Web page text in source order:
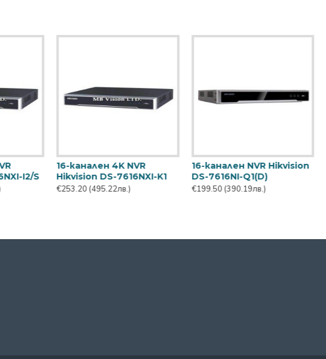
K1
16-канален NVR Hikvision
DS-7616NI-Q1(D)
€199.50(390.19лв.)
16-канален NVR Hikvision
DS-7616NI-Q2(C)
€264.48(517.28лв.)